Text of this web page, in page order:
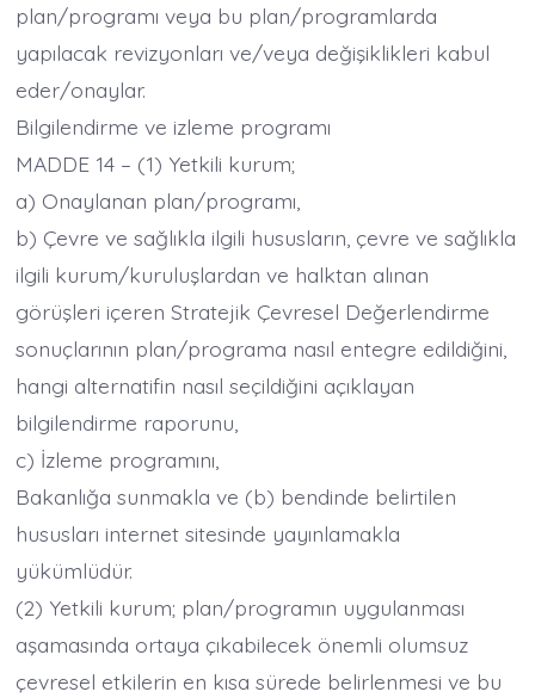
plan/programı veya bu plan/programlarda
yapılacak revizyonları ve/veya değişiklikleri kabul
eder/onaylar.
Bilgilendirme ve izleme programı
MADDE 14 – (1) Yetkili kurum;
a) Onaylanan plan/programı,
b) Çevre ve sağlıkla ilgili hususların, çevre ve sağlıkla
ilgili kurum/kuruluşlardan ve halktan alınan
görüşleri içeren Stratejik Çevresel Değerlendirme
sonuçlarının plan/programa nasıl entegre edildiğini,
hangi alternatifin nasıl seçildiğini açıklayan
bilgilendirme raporunu,
c) İzleme programını,
Bakanlığa sunmakla ve (b) bendinde belirtilen
hususları internet sitesinde yayınlamakla
yükümlüdür.
(2) Yetkili kurum; plan/programın uygulanması
aşamasında ortaya çıkabilecek önemli olumsuz
çevresel etkilerin en kısa sürede belirlenmesi ve bu